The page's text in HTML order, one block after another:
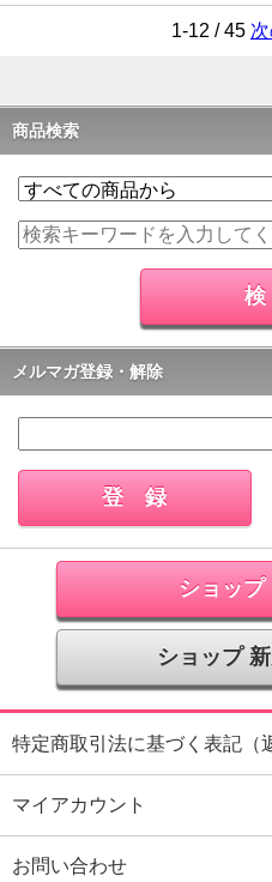
1-12 / 45
商品検索
メルマガ登録・解除
ショップ
ショップ
特定商取引法に基づく表記（
マイアカウント
お問い合わせ